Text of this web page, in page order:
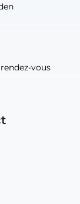
rendez-vous
rendez-vous